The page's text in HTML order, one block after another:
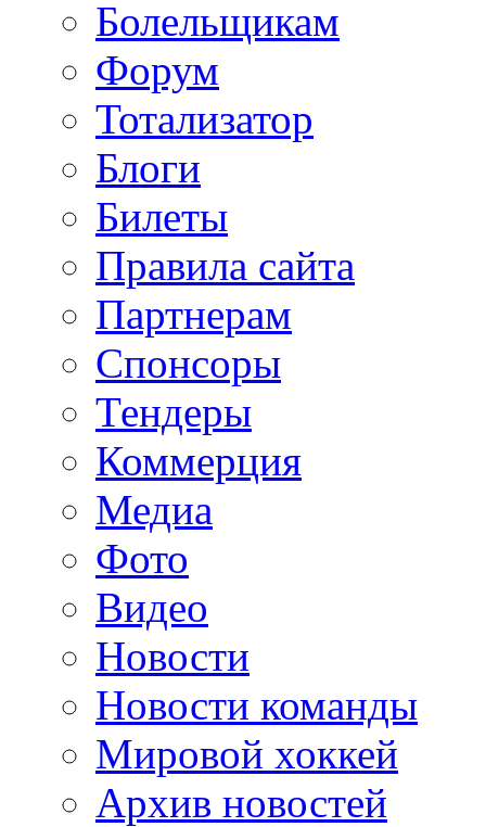
Болельщикам
Форум
Тотализатор
Блоги
Билеты
Правила сайта
Партнерам
Спонсоры
Тендеры
Коммерция
Медиа
Фото
Видео
Новости
Новости команды
Мировой хоккей
Архив новостей